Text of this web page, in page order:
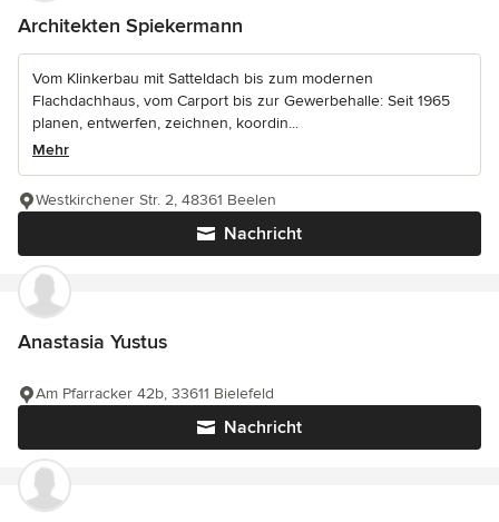
Architekten Spiekermann
Vom Klinkerbau mit Satteldach bis zum modernen
Flachdachhaus, vom Carport bis zur Gewerbehalle: Seit 1965
planen, entwerfen, zeichnen, koordin...
Mehr
Nachricht
Westkirchener Str. 2, 48361 Beelen
Anastasia Yustus
Nachricht
Am Pfarracker 42b, 33611 Bielefeld